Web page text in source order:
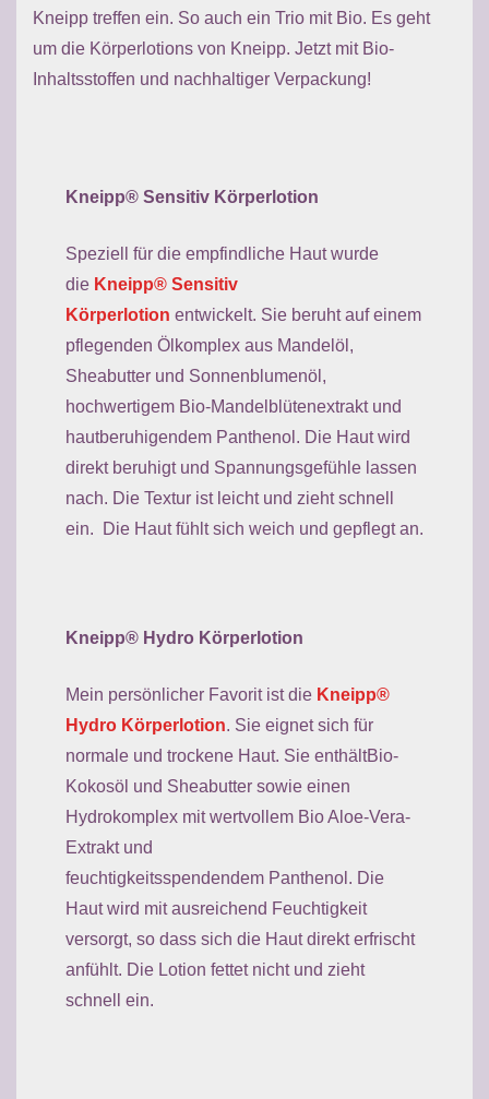
Kneipp treffen ein. So auch ein Trio mit Bio. Es geht
um die Körperlotions von Kneipp. Jetzt mit Bio-
Inhaltsstoffen und nachhaltiger Verpackung!
Kneipp® Sensitiv Körperlotion
Speziell für die empfindliche Haut wurde
die Kneipp® Sensitiv
Körperlotion entwickelt. Sie beruht auf einem
pflegenden Ölkomplex aus Mandelöl,
Sheabutter und Sonnenblumenöl,
hochwertigem Bio-Mandelblütenextrakt und
hautberuhigendem Panthenol. Die Haut wird
direkt beruhigt und Spannungsgefühle lassen
nach. Die Textur ist leicht und zieht schnell
ein. Die Haut fühlt sich weich und gepflegt an.
Kneipp® Hydro Körperlotion
Mein persönlicher Favorit ist die Kneipp®
Hydro Körperlotion. Sie eignet sich für
normale und trockene Haut. Sie enthältBio-
Kokosöl und Sheabutter sowie einen
Hydrokomplex mit wertvollem Bio Aloe-Vera-
Extrakt und
feuchtigkeitsspendendem Panthenol. Die
Haut wird mit ausreichend Feuchtigkeit
versorgt, so dass sich die Haut direkt erfrischt
anfühlt. Die Lotion fettet nicht und zieht
schnell ein.